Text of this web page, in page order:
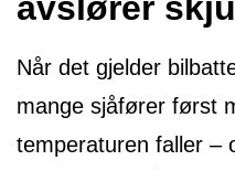
Når det gjelder
mange sjåfører først
temperaturen faller –